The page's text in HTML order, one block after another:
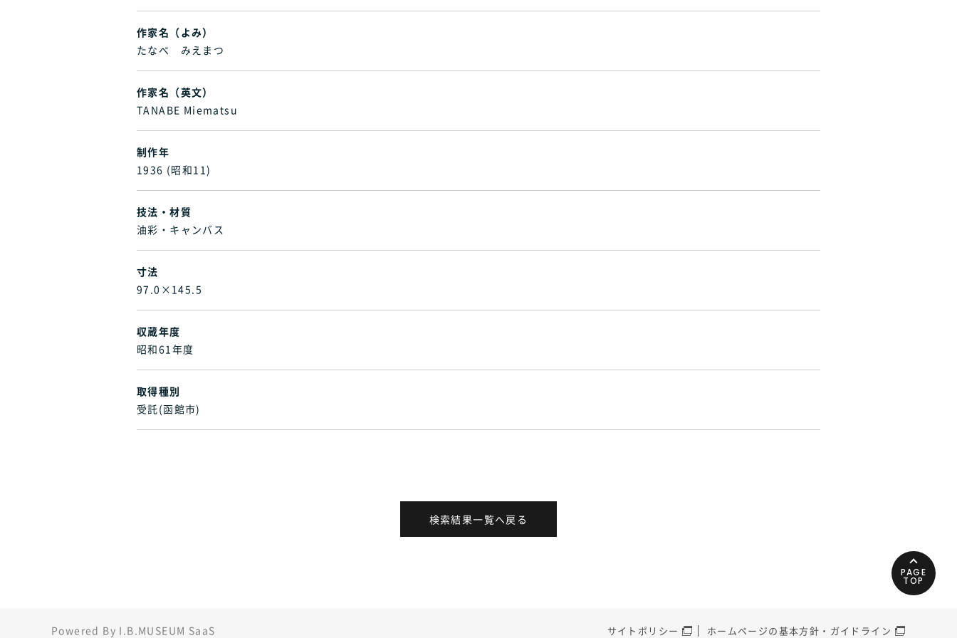
作家名（よみ）
たなべ みえまつ
作家名（英文）
TANABE Miematsu
制作年
1936 (昭和11)
技法・材質
油彩・キャンバス
寸法
97.0×145.5
収蔵年度
昭和61年度
取得種別
受託(函館市)
検索結果一覧へ戻る
Powered By I.B.MUSEUM SaaS サイトポリシー ホームページの基本方針・ガイドライン
PAGE
TOP